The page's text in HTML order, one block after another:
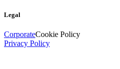
Legal
CorporateCookie Policy
Privacy Policy